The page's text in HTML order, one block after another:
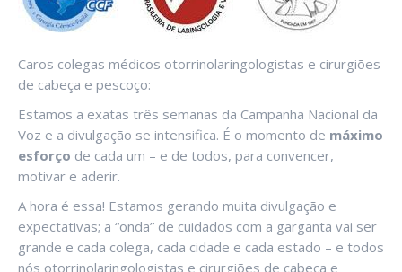
Caros colegas médicos otorrinolaringologistas e cirurgiões
de cabeça e pescoço:
Estamos a exatas três semanas da Campanha Nacional da
Voz e a divulgação se intensifica. É o momento de máximo
esforço de cada um – e de todos, para convencer,
motivar e aderir.
A hora é essa! Estamos gerando muita divulgação e
expectativas; a “onda” de cuidados com a garganta vai ser
grande e cada colega, cada cidade e cada estado – e todos
nós otorrinolaringologistas e cirurgiões de cabeça e